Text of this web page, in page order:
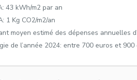
43 kWh/m2 par an
1 Kg CO2/m2/an
moyen estimé des dépenses annuelles
de l’année 2024: entre 700 euros et